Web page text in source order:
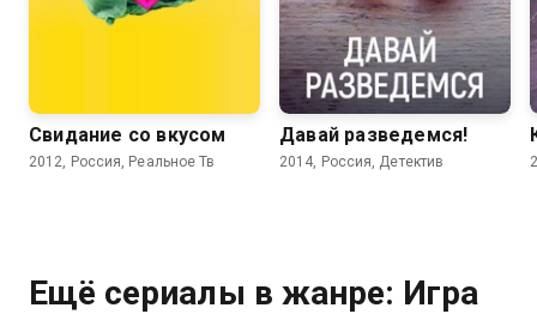
Свидание со вкусом
2012, Россия, Реальное Тв
Давай разведемся!
2014, Россия, Детектив
Ещё сериалы в жанре: Игра